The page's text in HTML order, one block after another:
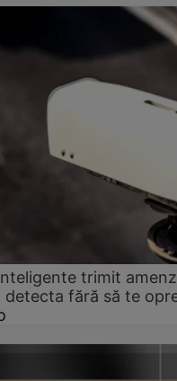
trimit
detecta fără să te